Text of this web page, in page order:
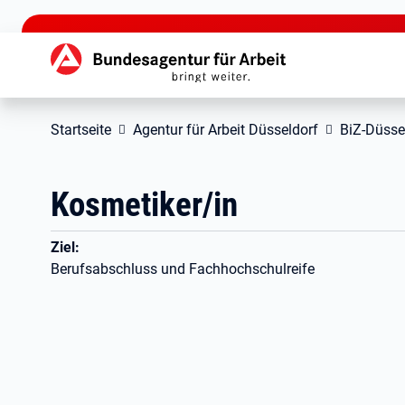
zu den Hauptinhalten springen
Hauptnavigation
Startseite Agentur für Arbeit Düsseldorf BiZ-
Kosmetiker/in
Ziel:
Berufsabschluss und Fachhochschulreife